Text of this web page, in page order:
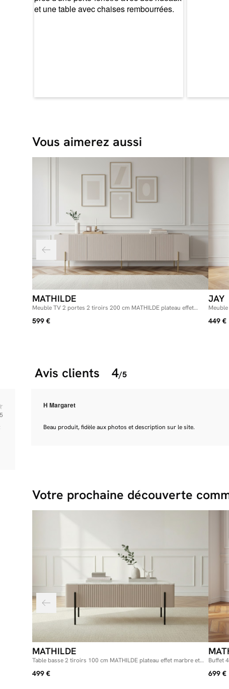
Vous aimerez aussi
MATHILDE
Meuble TV 2 portes 2 tiroirs 200 cm MATHILDE plateau effet
599 €
JAY
449 €
Avis clients 4/5
H Margaret
Beau produit, fidèle aux photos et description sur le site.
Votre prochaine découverte
MATHILDE
Table basse 2 tiroirs 100 cm MATHILDE plateau effet marbre et
499 €
Buffet
699 €